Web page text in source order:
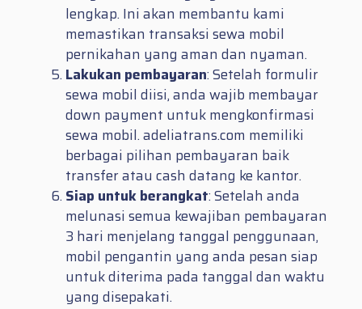
lengkap. Ini akan membantu kami
memastikan transaksi sewa mobil
pernikahan yang aman dan nyaman.
Lakukan pembayaran: Setelah formulir
sewa mobil diisi, anda wajib membayar
down payment untuk mengkonfirmasi
sewa mobil. adeliatrans.com memiliki
berbagai pilihan pembayaran baik
transfer atau cash datang ke kantor.
Siap untuk berangkat: Setelah anda
melunasi semua kewajiban pembayaran
3 hari menjelang tanggal penggunaan,
mobil pengantin yang anda pesan siap
untuk diterima pada tanggal dan waktu
yang disepakati.